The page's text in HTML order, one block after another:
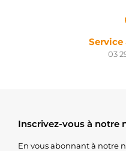
Service
03
Inscrivez-vous à notre
En vous abonnant à notre